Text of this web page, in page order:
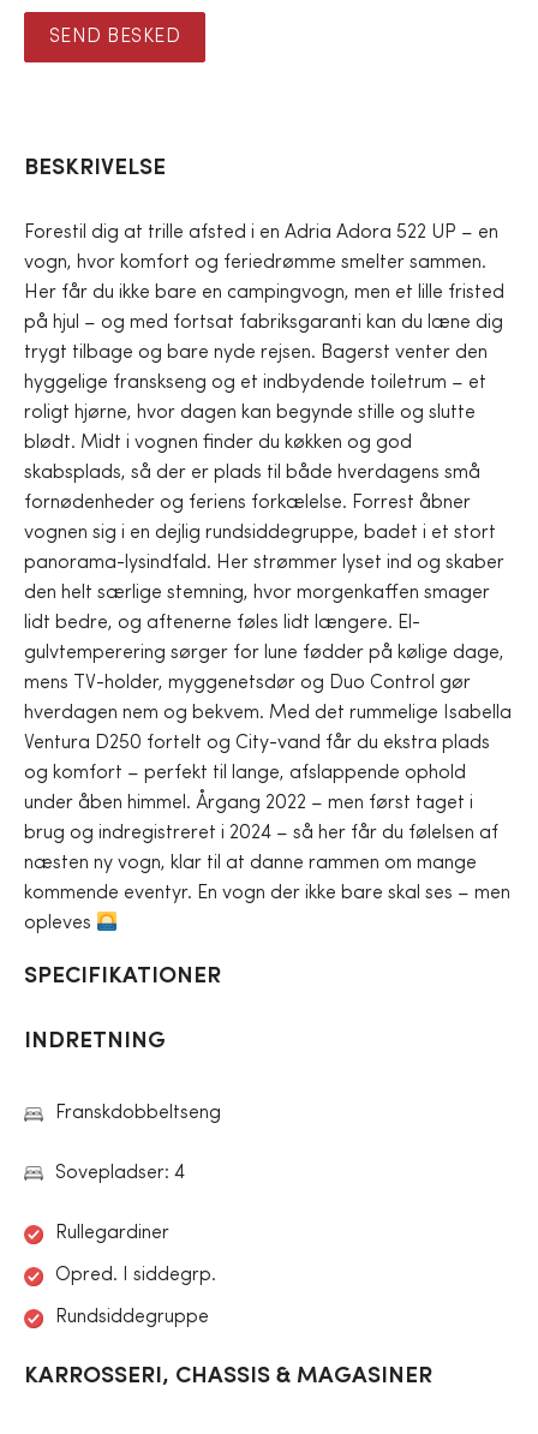
SEND BESKED
BESKRIVELSE
Forestil dig at trille afsted i en Adria Adora 522 UP – en
vogn, hvor komfort og feriedrømme smelter sammen.
Her får du ikke bare en campingvogn, men et lille fristed
på hjul – og med fortsat fabriksgaranti kan du læne dig
trygt tilbage og bare nyde rejsen. Bagerst venter den
hyggelige franskseng og et indbydende toiletrum – et
roligt hjørne, hvor dagen kan begynde stille og slutte
blødt. Midt i vognen finder du køkken og god
skabsplads, så der er plads til både hverdagens små
fornødenheder og feriens forkælelse. Forrest åbner
vognen sig i en dejlig rundsiddegruppe, badet i et stort
panorama-lysindfald. Her strømmer lyset ind og skaber
den helt særlige stemning, hvor morgenkaffen smager
lidt bedre, og aftenerne føles lidt længere. El-
gulvtemperering sørger for lune fødder på kølige dage,
mens TV-holder, myggenetsdør og Duo Control gør
hverdagen nem og bekvem. Med det rummelige Isabella
Ventura D250 fortelt og City-vand får du ekstra plads
og komfort – perfekt til lange, afslappende ophold
under åben himmel. Årgang 2022 – men først taget i
brug og indregistreret i 2024 – så her får du følelsen af
næsten ny vogn, klar til at danne rammen om mange
kommende eventyr. En vogn der ikke bare skal ses – men
opleves
SPECIFIKATIONER
INDRETNING
Franskdobbeltseng
Sovepladser: 4
Rullegardiner
Opred. I siddegrp.
Rundsiddegruppe
KARROSSERI, CHASSIS & MAGASINER